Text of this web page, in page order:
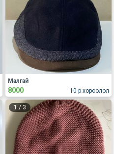
10-р хороолол
Малгай
8000
1 / 3